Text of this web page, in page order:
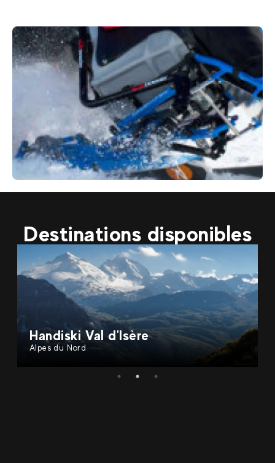
Destinations disponibles
Handiski Val d'Isère
Alpes du Nord